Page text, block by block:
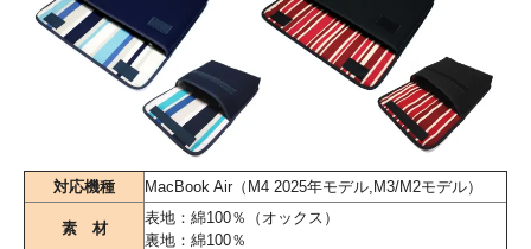
対応機種 MacBook Air（M4 2025年モデル,M3/M2モデル）
素 材
表地：綿100％（オックス）
裏地：綿100％